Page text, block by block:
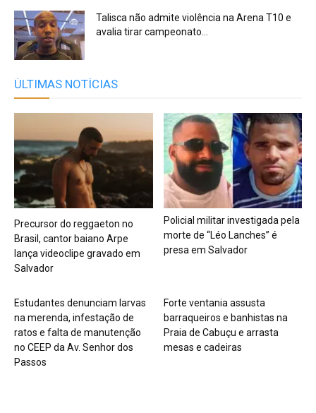
Talisca não admite violência na Arena T10 e
avalia tirar campeonato...
ÚLTIMAS NOTÍCIAS
Precursor do reggaeton no
Brasil, cantor baiano Arpe
lança videoclipe gravado em
Salvador
Policial militar investigada pela
morte de “Léo Lanches” é
presa em Salvador
Estudantes denunciam larvas
na merenda, infestação de
ratos e falta de manutenção
no CEEP da Av. Senhor dos
Passos
Forte ventania assusta
barraqueiros e banhistas na
Praia de Cabuçu e arrasta
mesas e cadeiras